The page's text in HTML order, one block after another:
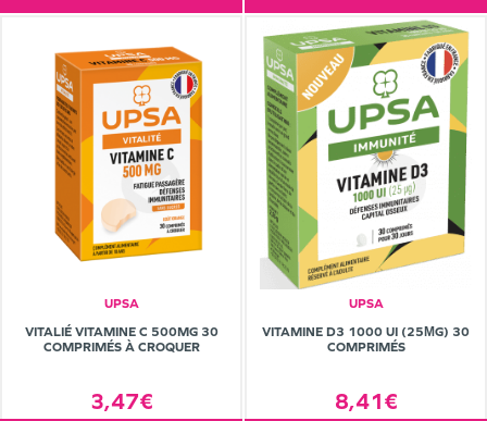
UPSA
VITALIÉ VITAMINE C 500MG 30
COMPRIMÉS À CROQUER
3,47€
UPSA
VITAMINE D3 1000 UI (25ΜG) 30
COMPRIMÉS
8,41€